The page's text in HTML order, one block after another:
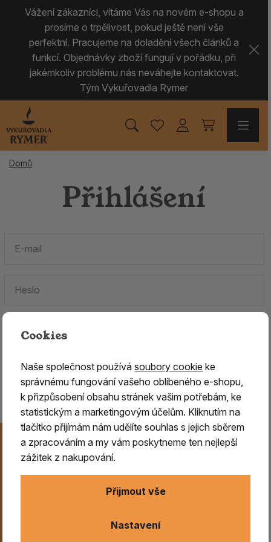
Vážení zákazníci, vítáme Vás na novém e-shopu a
prosíme o trpělivost, pokud ještě není vše
perfektní. Pracujeme na doladění všech článků a
funkcí. Objednávky zboží fungují v pořádku, při
jakémkoliv problému nás neváhejte kontaktovat.
Tým Vykuřovadla Rymer
Domů
Přihlášení
Zapomenuté heslo.
Jste tu poprvé?Zaregistrujte se
Novinky na Váš e-mail
Už nikdy nezmeškejte naše novinky, akce a speciální
nabídky. Přihlášení můžete kdykoliv zrušit.
Cookies
Naše společnost používásoubory cookie ke
správnému fungování vašeho oblíbeného e-shopu,
k přizpůsobení obsahu stránek vašim potřebám, ke
statistickým a marketingovým účelům. Kliknutím na
tlačítko přijímám nám udělíte souhlas s jejich sběrem
a zpracováním a my vám poskytneme ten nejlepší
zážitek z nakupování.
Nastavení
Přijmout vše